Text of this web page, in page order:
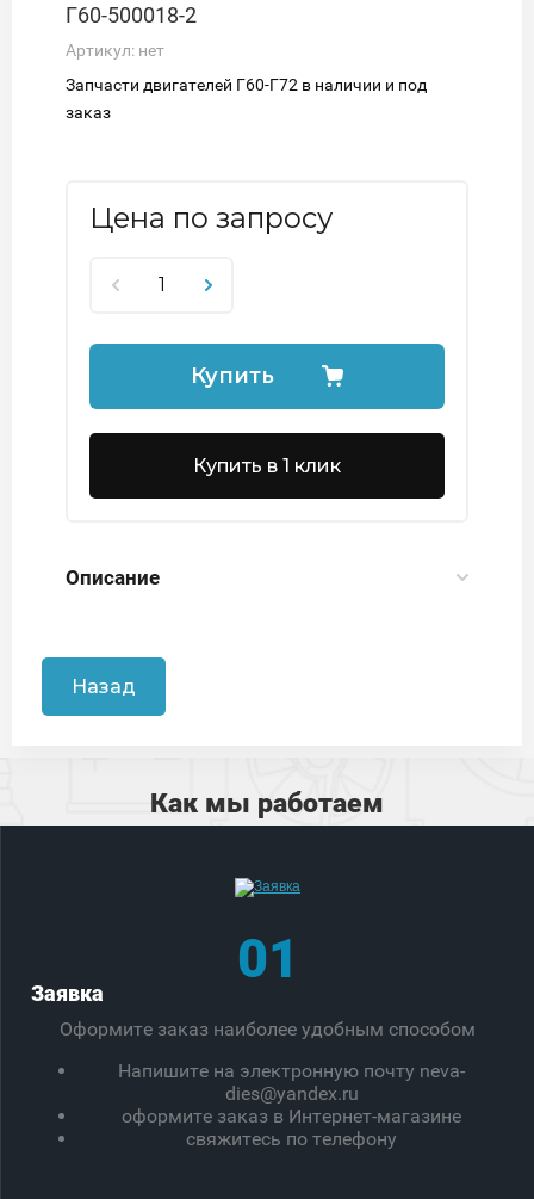
Г60-500018-2
Артикул: нет
Запчасти двигателей Г60-Г72 в наличии и под
заказ
Цена по запросу
Купить
Купить в 1 клик
Описание
Назад
Как мы работаем
01
Заявка
Оформите заказ наиболее удобным способом
Напишите на электронную почту neva-
dies@yandex.ru
оформите заказ в Интернет-магазине
свяжитесь по телефону